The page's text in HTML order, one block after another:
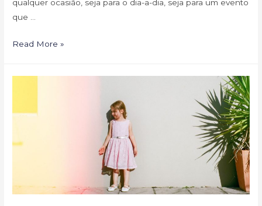
qualquer ocasião, seja para o dia-a-dia, seja para um evento
que …
Dicas
compridos:
tirar
proveito
Read More »